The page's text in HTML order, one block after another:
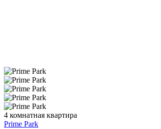
4 комнатная квартира
Prime Park